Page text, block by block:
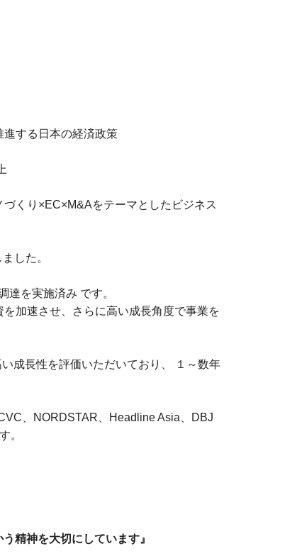
進する日本の経済政策
くり×EC×M&Aをテーマとしたビジネス
した。
達を実施済み です。
加速させ、さらに高い成長角度で事業を
成長性を評価いただいており、 １～数年
、NORDSTAR、Headline Asia、DBJ
。
精神を大切にしています』